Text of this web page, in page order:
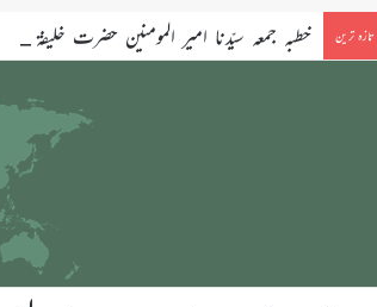
تازہ ترین خطبہ جمعہ سیّدنا امیر المومنین حضرت خلیفۃ المسیح الخامس